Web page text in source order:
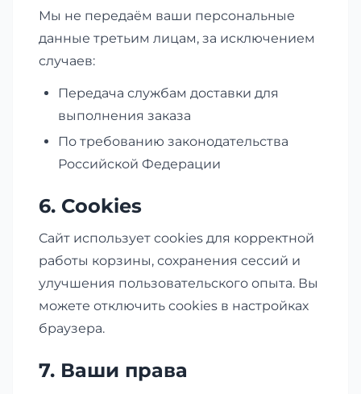
Мы не передаём ваши персональные
данные третьим лицам, за исключением
случаев:
Передача службам доставки для
выполнения заказа
По требованию законодательства
Российской Федерации
6. Cookies
Сайт использует cookies для корректной
работы корзины, сохранения сессий и
улучшения пользовательского опыта. Вы
можете отключить cookies в настройках
браузера.
7. Ваши права